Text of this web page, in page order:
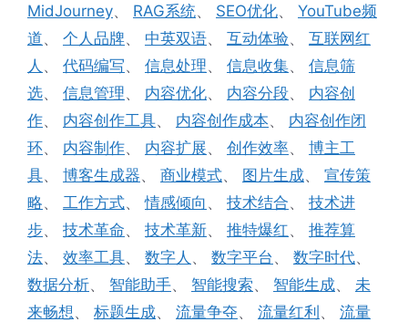
MidJourney、 RAG系统、 SEO优化、 YouTube频
道、 个人品牌、 中英双语、 互动体验、 互联网红
人 、 代码编写、 信息处理、 信息收集、 信息筛
选、 信息管理、 内容优化、 内容分段、 内容创
作、 内容创作工具、 内容创作成本、 内容创作闭
环、 内容制作、 内容扩展、 创作效率、 博主工
具、 博客生成器、 商业模式、 图片生成、 宣传策
略、 工作方式、情感倾向 、 技术结合、 技术进
步、 技术革命、 技术革新、 推特爆红、 推荐算
法、 效率工具、 数字人 、 数字平台 、 数字时代、
数据分析、 智能助手、 智能搜索、 智能生成、 未
来畅想 、 标题生成、 流量争夺、 流量红利、 流量